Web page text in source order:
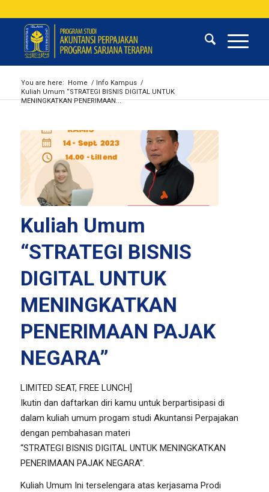
You are here: Home / Info Kampus /
Kuliah Umum “STRATEGI BISNIS DIGITAL UNTUK
MENINGKATKAN PENERIMAAN...
Kuliah Umum
“STRATEGI BISNIS
DIGITAL UNTUK
MENINGKATKAN
PENERIMAAN PAJAK
NEGARA”
LIMITED SEAT, FREE LUNCH]
Ikutin dan daftarkan diri kamu untuk berpartisipasi di
dalam kuliah umum progam studi Akuntansi Perpajakan
dengan pembahasan materi
“STRATEGI BISNIS DIGITAL UNTUK MENINGKATKAN
PENERIMAAN PAJAK NEGARA”.
Kuliah Umum Ini terselengara atas kerjasama Prodi